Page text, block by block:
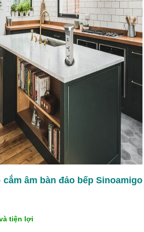
âm bàn đảo bếp Sinoamigo
tiện lợi